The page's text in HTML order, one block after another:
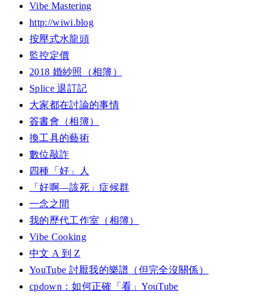
Vibe Mastering
http://wiwi.blog
按壓式水龍頭
監控定價
2018 婚紗照（相簿）
Splice 退訂記
大家都在討論的事情
簽書會（相簿）
換工具的藝術
數位敲詐
四種「好」人
「好啊—該死」症候群
一念之間
我的歷代工作室（相簿）
Vibe Cooking
中文 A 到 Z
YouTube 討厭我的樂譜（但完全沒關係）
cpdown：如何正確「看」YouTube